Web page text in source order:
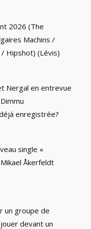
2026 (The
Machins /
Hipshot) (Lévis)
Nergal en entrevue
enregistrée?
single «
Åkerfeldt
un groupe de
devant un